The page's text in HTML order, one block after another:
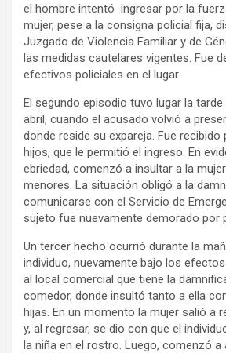
el hombre intentó ingresar por la
mujer, pese a la consigna policial fija,
Juzgado de Violencia Familiar y de
las medidas cautelares vigentes. Fue
efectivos policiales en el lugar.
El segundo episodio tuvo lugar la
abril, cuando el acusado volvió a
donde reside su expareja. Fue recibido
hijos, que le permitió el ingreso. En
ebriedad, comenzó a insultar a la
menores. La situación obligó a la
comunicarse con el Servicio de
sujeto fue nuevamente demorado por
Un tercer hecho ocurrió durante la
individuo, nuevamente bajo los
al local comercial que tiene la
comedor, donde insultó tanto a ella
hijas. En un momento la mujer salió a
y, al regresar, se dio con que el
la niña en el rostro. Luego, comenzó a